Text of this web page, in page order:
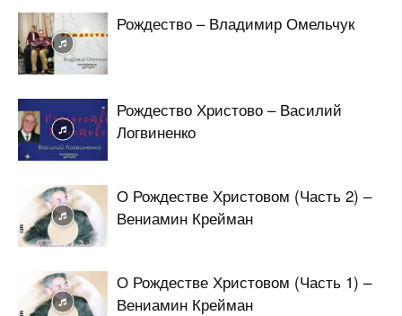
Рождество – Владимир Омельчук
Рождество Христово – Василий
Логвиненко
О Рождестве Христовом (Часть 2) –
Вениамин Крейман
О Рождестве Христовом (Часть 1) –
Вениамин Крейман